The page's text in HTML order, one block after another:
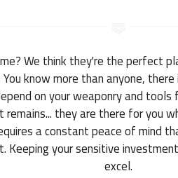
We think they're the perfect
know more than anyone,
on your weaponry and
they are there for you
a constant peace of mind
your sensitive
excel.